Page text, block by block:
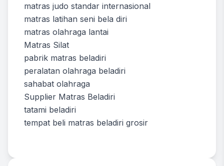
matras judo standar internasional
matras latihan seni bela diri
matras olahraga lantai
Matras Silat
pabrik matras beladiri
peralatan olahraga beladiri
sahabat olahraga
Supplier Matras Beladiri
tatami beladiri
tempat beli matras beladiri grosir